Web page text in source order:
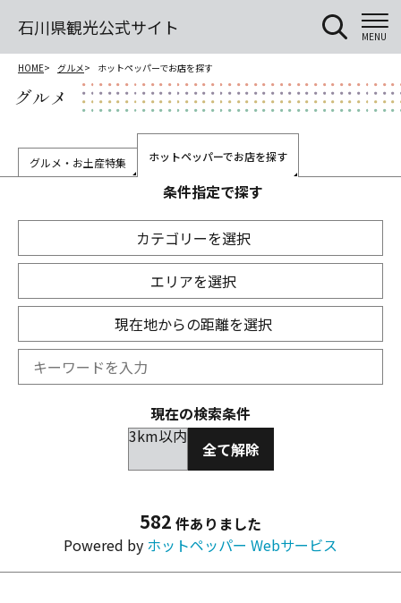
石川県観光公式サイト MENU
HOME グルメ ホットペッパーでお店を探す
グルメ
グルメ・お土産特集 ホットペッパーでお店を探す
条件指定で探す
カテゴリーを選択
エリアを選択
現在地からの距離を選択
現在の検索条件
3km以内
全て解除
582 件ありました
Powered by ホットペッパー Webサービス